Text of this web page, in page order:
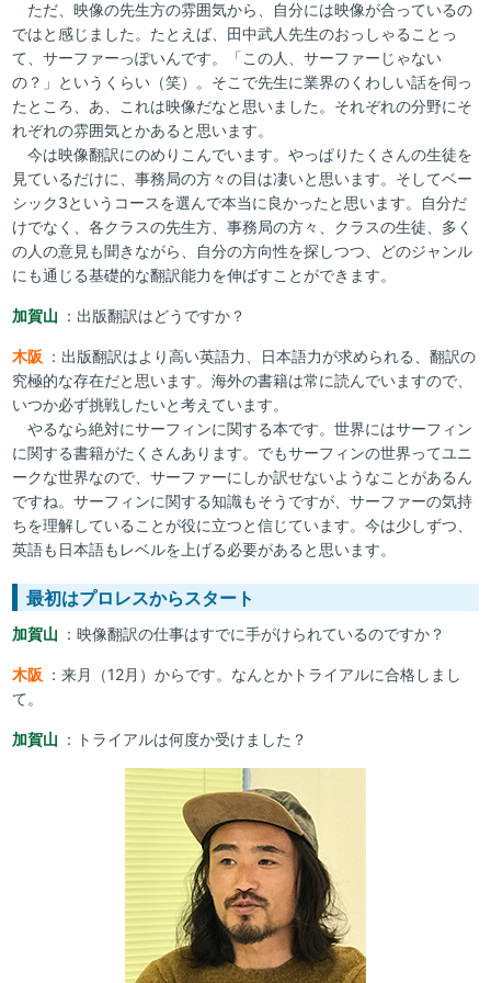
ただ、映像の先生方の雰囲気から、自分には映像が合っているの
ではと感じました。たとえば、田中武人先生のおっしゃることっ
て、サーファーっぽいんです。「この人、サーファーじゃない
の？」というくらい（笑）。そこで先生に業界のくわしい話を伺っ
たところ、あ、これは映像だなと思いました。それぞれの分野にそ
れぞれの雰囲気とかあると思います。
今は映像翻訳にのめりこんでいます。やっぱりたくさんの生徒を
見ているだけに、事務局の方々の目は凄いと思います。そしてベー
シック3というコースを選んで本当に良かったと思います。自分だ
けでなく、各クラスの先生方、事務局の方々、クラスの生徒、多く
の人の意見も聞きながら、自分の方向性を探しつつ、どのジャンル
にも通じる基礎的な翻訳能力を伸ばすことができます。
加賀山 ：出版翻訳はどうですか？
木阪 ：出版翻訳はより高い英語力、日本語力が求められる、翻訳の
究極的な存在だと思います。海外の書籍は常に読んでいますので、
いつか必ず挑戦したいと考えています。
やるなら絶対にサーフィンに関する本です。世界にはサーフィン
に関する書籍がたくさんあります。でもサーフィンの世界ってユニ
ークな世界なので、サーファーにしか訳せないようなことがあるん
ですね。サーフィンに関する知識もそうですが、サーファーの気持
ちを理解していることが役に立つと信じています。今は少しずつ、
英語も日本語もレベルを上げる必要があると思います。
最初はプロレスからスタート
加賀山 ：映像翻訳の仕事はすでに手がけられているのですか？
木阪 ：来月（12月）からです。なんとかトライアルに合格しまし
て。
加賀山 ：トライアルは何度か受けました？